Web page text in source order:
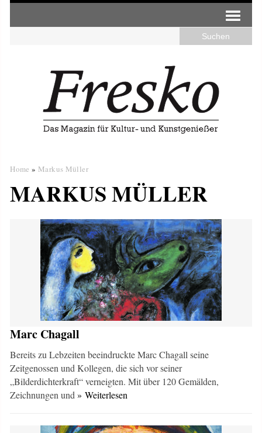
Home » Markus Müller
MARKUS MÜLLER
Marc Chagall
Bereits zu Lebzeiten beeindruckte Marc Chagall seine
Zeitgenossen und Kollegen, die sich vor seiner
„Bilderdichterkraft“ verneigten. Mit über 120 Gemälden,
Zeichnungen und» Weiterlesen